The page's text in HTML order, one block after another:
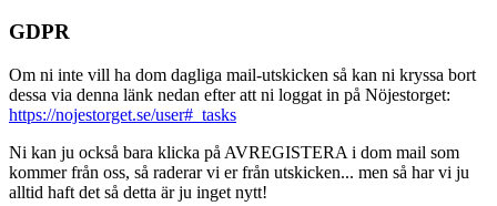
GDPR
Om ni inte vill ha dom dagliga mail-utskicken så kan ni kryssa bort
dessa via denna länk nedan efter att ni loggat in på Nöjestorget:
https://nojestorget.se/user#_tasks
Ni kan ju också bara klicka på AVREGISTERA i dom mail som
kommer från oss, så raderar vi er från utskicken... men så har vi ju
alltid haft det så detta är ju inget nytt!